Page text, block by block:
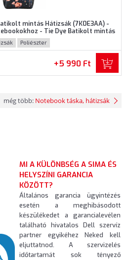
mintás Hátizsák (7K0E3AA) -
- Tie Dye Batikolt mintás
színben
Poliészter
+5 990 Ft
még több: Notebook táska, hátizsák
MI A KÜLÖNBSÉG A SIMA ÉS
HELYSZÍNI GARANCIA
KÖZÖTT?
Általános garancia ügyintézés
esetén a meghibásodott
készülékedet a garancialevélen
található hivatalos Dell szervíz
partner egyikéhez Neked kell
eljuttatnod. A szervizelés
időtartamát sok tényező